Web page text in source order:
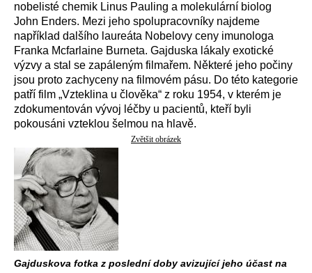
nobelisté chemik Linus Pauling a molekulární biolog
John Enders. Mezi jeho spolupracovníky najdeme
například dalšího laureáta Nobelovy ceny imunologa
Franka Mcfarlaine Burneta. Gajduska lákaly exotické
výzvy a stal se zapáleným filmařem. Některé jeho počiny
jsou proto zachyceny na filmovém pásu. Do této kategorie
patří film „Vzteklina u člověka“ z roku 1954, v kterém je
zdokumentován vývoj léčby u pacientů, kteří byli
pokousáni vzteklou šelmou na hlavě.
Zvětšit obrázek
Gajduskova fotka z poslední doby avizující jeho účast na